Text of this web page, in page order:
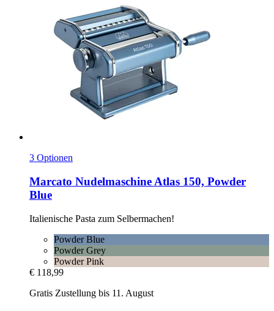
3 Optionen
Marcato Nudelmaschine Atlas 150, Powder
Blue
Italienische Pasta zum Selbermachen!
Powder Blue
Powder Grey
Powder Pink
€ 118,99
Gratis Zustellung bis 11. August